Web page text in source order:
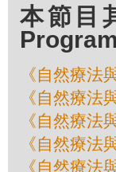
本節目
Program
《自然療法
《自然療法
《自然療法
《自然療法
《自然療法